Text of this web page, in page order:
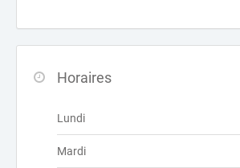
Horaires
Lundi
Mardi